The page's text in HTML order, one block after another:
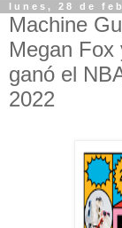
lunes, 28 de
Machine
Megan Fox
ganó el
2022